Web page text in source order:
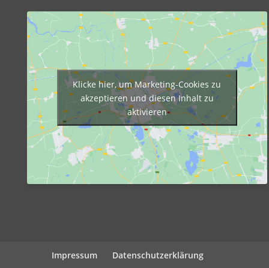
Klicke hier, um Marketing-Cookies zu
akzeptieren und diesen Inhalt zu
aktivieren
Impressum Datenschutzerklärung